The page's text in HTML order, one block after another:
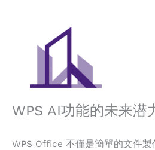
WPS AI功能的未来潜
WPS Office 不僅是簡單的文件製